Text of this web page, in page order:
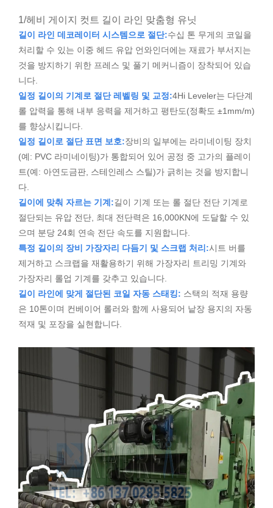
1/헤비 게이지 컷트 길이 라인 맞춤형 유닛
길이 라인 데코레이터 시스템으로 절단:수십 톤 무게의 코일을
처리할 수 있는 이중 헤드 유압 언와인더에는 재료가 부서지는
것을 방지하기 위한 프레스 및 풀기 메커니즘이 장착되어 있습
니다.
일정 길이의 기계로 절단 레벨링 및 교정:4Hi Leveler는 다단계
롤 압력을 통해 내부 응력을 제거하고 평탄도(정확도 ±1mm/m)
를 향상시킵니다.
일정 길이로 절단 표면 보호:장비의 일부에는 라미네이팅 장치
(예: PVC 라미네이팅)가 통합되어 있어 공정 중 고가의 플레이
트(예: 아연도금판, 스테인레스 스틸)가 긁히는 것을 방지합니
다.
길이에 맞춰 자르는 기계:길이 기계 또는 롤 절단 전단 기계로
절단되는 유압 전단, 최대 전단력은 16,000KN에 도달할 수 있
으며 분당 24회 연속 전단 속도를 지원합니다.
특정 길이의 장비 가장자리 다듬기 및 스크랩 처리:시트 버를
제거하고 스크랩을 재활용하기 위해 가장자리 트리밍 기계와
가장자리 롤업 기계를 갖추고 있습니다.
길이 라인에 맞게 절단된 코일 자동 스태킹: 스택의 적재 용량
은 10톤이며 컨베이어 롤러와 함께 사용되어 낱장 용지의 자동
적재 및 포장을 실현합니다.